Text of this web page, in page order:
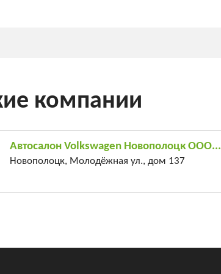
компании
Автосалон Volkswagen Новополоцк ООО...
Новополоцк, Молодёжная ул., дом 137